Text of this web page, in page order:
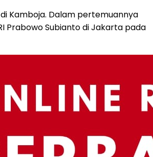
Kamboja. Dalam pertemuannya
Prabowo Subianto di Jakarta pada